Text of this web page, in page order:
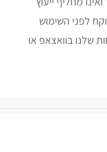
לפני השימוש
שלנו בוואצאפ או